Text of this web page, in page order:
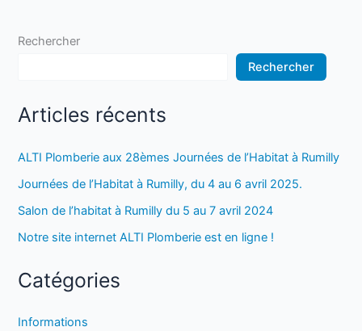
Rechercher
Rechercher
Articles récents
ALTI Plomberie aux 28èmes Journées de l’Habitat à Rumilly
Journées de l’Habitat à Rumilly, du 4 au 6 avril 2025.
Salon de l’habitat à Rumilly du 5 au 7 avril 2024
Notre site internet ALTI Plomberie est en ligne !
Catégories
Informations